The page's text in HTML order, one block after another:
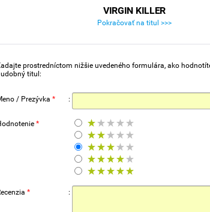
VIRGIN KILLER
Pokračovať na titul >>>
prostredníctom nižšie uvedeného formulára, ako
titul:
/ Prezývka * :
*
* :